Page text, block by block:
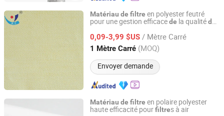
Matériau de filtre en polyester feutré
pour une gestion efficacede la qualitéde
0,09-3,99 $US / Mètre Carré
1 Mètre Carré (MOQ)
Envoyer demande
Jiangsu Blue Sky Environmental Protection Group Co.,
Ltd.
Jiangsu, China
Matériau de filtre en polaire polyester
haute efficacité pourfiltres à air